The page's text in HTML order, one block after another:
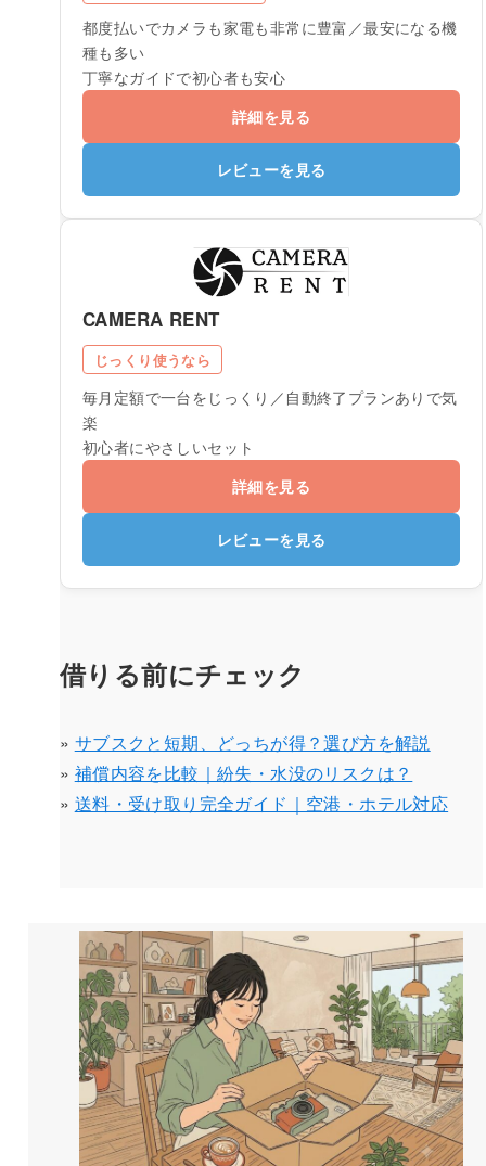
都度払いでカメラも家電も非常に豊富／最安になる機
種も多い
丁寧なガイドで初心者も安心
詳細を見る
レビューを見る
CAMERA RENT
じっくり使うなら
毎月定額で一台をじっくり／自動終了プランありで気
楽
初心者にやさしいセット
詳細を見る
レビューを見る
借りる前にチェック
» サブスクと短期、どっちが得？選び方を解説
» 補償内容を比較｜紛失・水没のリスクは？
» 送料・受け取り完全ガイド｜空港・ホテル対応